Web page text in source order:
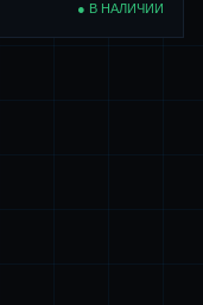
● В НАЛИЧИИ